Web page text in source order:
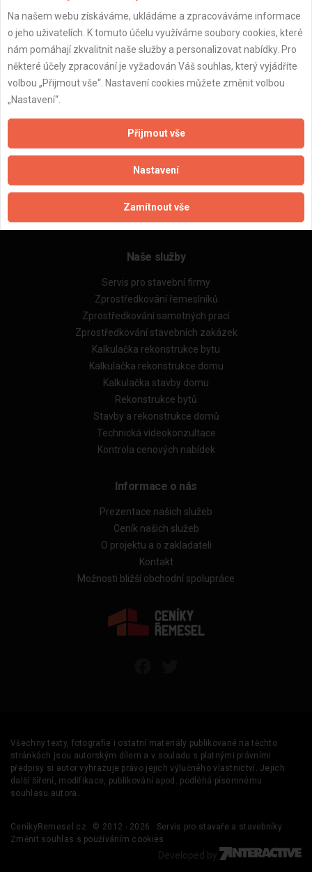
Naše firmy a řemeslníci
Zpracování a ochrana osobních údajů
Zásady pro používání souborů cookie
Obchodní podmínky (zprostředkování)
Obchodní podmínky (rozpočtování)
Reference
Naše excelové tabulky online
Naše služby
Servis pro stavební firmy
Zprostředkování řemeslníků
Zprostředkování samotných prací
Zprostředkování stavebních zakázek
Kalkulačka rekonstrukce bytu
Kalkulačka rekonstrukce domu
Kalkulačka stavby domu
Rekonstrukce bytů
Stavby a rekonstrukce domů
Technická videokonzultace
Kontrola cenových nabídek
Informace o nás
Prezentace našich služeb
Ceník našich služeb
O projektu a o zakladateli
Kontakt
Možnosti bližší obchodní spolupráce
Všechny texty, fotografie i ostatní materiály publikované na těchto
stránkách jsou autorským dílem a v souladu s platnými právními
předpisy si autor vyhrazuje právo jejich výlučného vlastnictví. Jejich
další šíření, modifikace, publikování apod. podléhá písemnému
souhlasu autora.
CenikyRemesel.cz © 2012 - 2026
Servis pro stavaře a stavebníky
Změnit souhlas s používáním cookies
Developed by
Na našem webu získáváme, ukládáme a zpracováváme informace
o jeho uživatelích. K tomuto účelu využíváme soubory cookies, které
nám pomáhají zkvalitnit naše služby a personalizovat nabídky. Pro
některé účely zpracování je vyžadován Váš souhlas, který vyjádříte
volbou „Přijmout vše“. Nastavení cookies můžete změnit volbou
„Nastavení“.
Přijmout vše
Nastavení
Zamítnout vše